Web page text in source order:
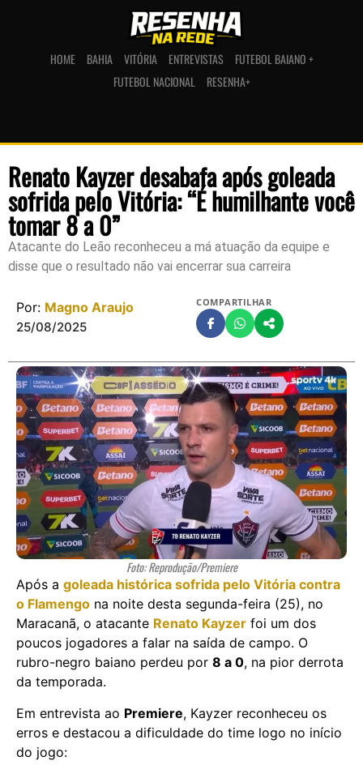
HOME BAHIA VITÓRIA ENTREVISTAS
FUTEBOL BAIANO +
FUTEBOL NACIONAL
RESENHA+
Renato Kayzer desabafa após goleada
sofrida pelo Vitória: “É humilhante você
tomar 8 a 0”
Atacante do Leão reconheceu a má atuação da equipe e
disse que o resultado não vai encerrar sua carreira
Por: Magno Araujo
25/08/2025
COMPARTILHAR
Foto: Reprodução/Premiere
Após a goleada histórica sofrida pelo Vitória contra
o Flamengo na noite desta segunda-feira (25), no
Maracanã, o atacante Renato Kayzer foi um dos
poucos jogadores a falar na saída de campo. O
rubro-negro baiano perdeu por 8 a 0, na pior derrota
da temporada.
Em entrevista ao Premiere, Kayzer reconheceu os
erros e destacou a dificuldade do time logo no início
do jogo: